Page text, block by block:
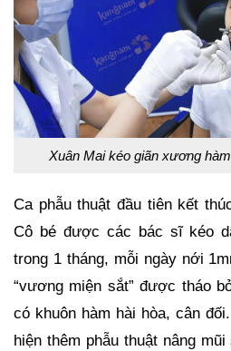
Xuân Mai kéo giãn xương
Ca phẫu thuật đầu tiên kết
Cô bé được các bác sĩ kéo
trong 1 tháng, mỗi ngày nới
“vương miện sắt” được tháo
có khuôn hàm hài hòa, cân
hiện thêm phẫu thuật nâng